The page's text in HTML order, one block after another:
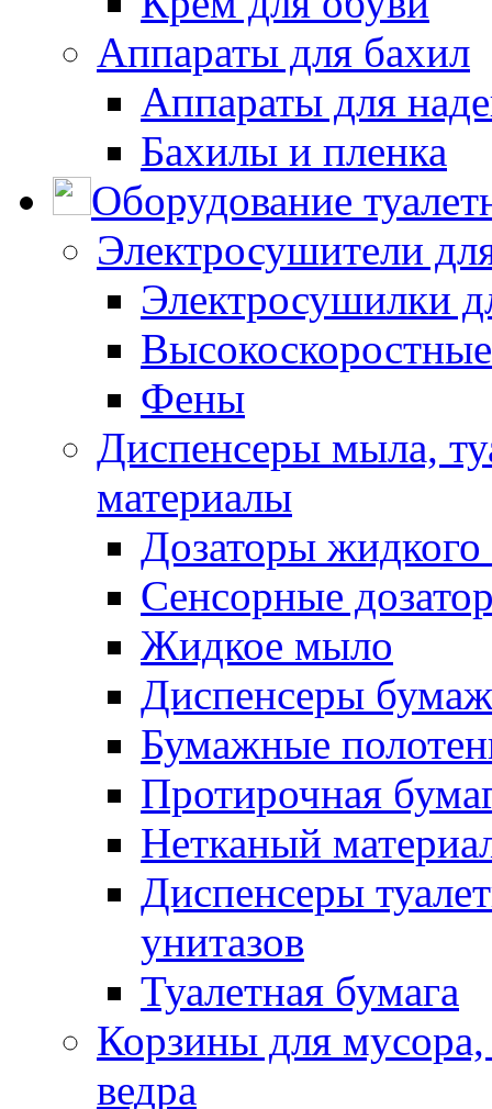
Аппараты для бахил
Аппараты для
Бахилы и пленка
Оборудование
Электросушители
Электросушилки
Фены
Диспенсеры мыла,
материалы
Дозаторы
Сенсорные
Жидкое мыло
Диспенсеры
Бумажные
Протирочная
Нетканый
Диспенсеры
унитазов
Туалетная бумага
Корзины для
ведра